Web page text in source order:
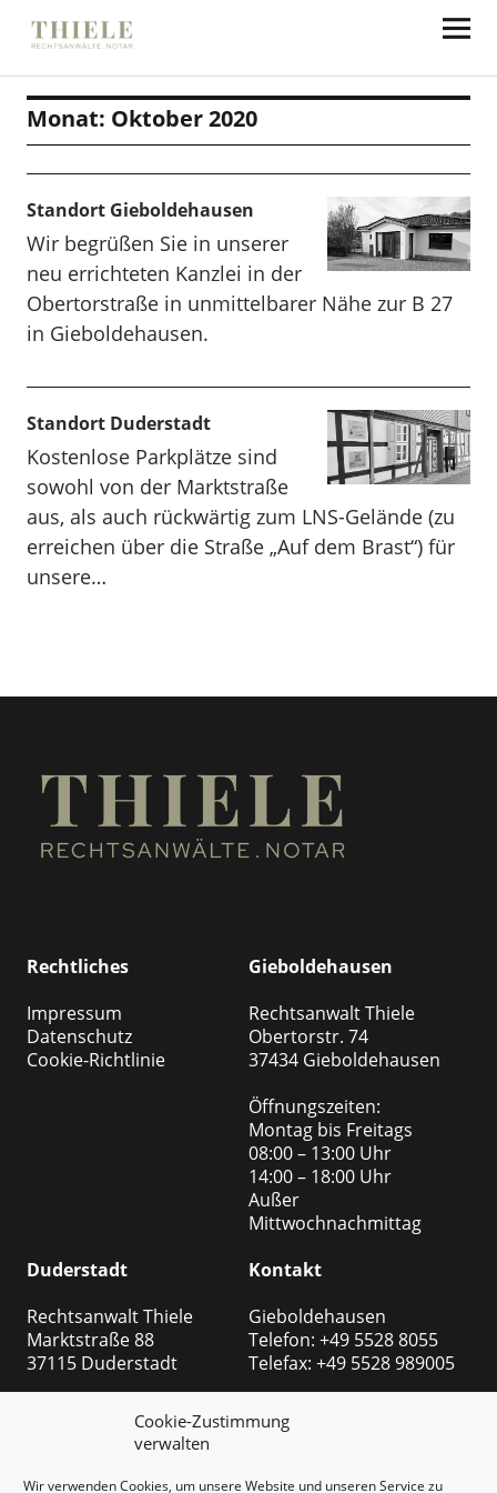
Cookie-Zustimmung
verwalten
Wir verwenden Cookies, um unsere Website und unseren Service zu
Thiele Rechtsanwälte
Monat: Oktober 2020
Standort Gieboldehausen
Wir begrüßen Sie in unserer
neu errichteten Kanzlei in der
Obertorstraße in unmittelbarer Nähe zur B 27
in Gieboldehausen.
Standort Duderstadt
Kostenlose Parkplätze sind
sowohl von der Marktstraße
aus, als auch rückwärtig zum LNS-Gelände (zu
erreichen über die Straße „Auf dem Brast“) für
unsere…
Rechtliches
Impressum
Datenschutz
Cookie-Richtlinie
Gieboldehausen
Rechtsanwalt Thiele
Obertorstr. 74
37434 Gieboldehausen
Öffnungszeiten:
Montag bis Freitags
08:00 – 13:00 Uhr
14:00 – 18:00 Uhr
Außer
Mittwochnachmittag
Duderstadt
Rechtsanwalt Thiele
Marktstraße 88
37115 Duderstadt
Öffnungszeiten:
Montag bis Freitags
08:00 – 13:00 Uhr
14:00 – 18:00 Uhr
Kontakt
Gieboldehausen
Telefon: +49 5528 8055
Telefax: +49 5528 989005
Telefon: +49 5527 999
Telefax: +49 5527 999 2540